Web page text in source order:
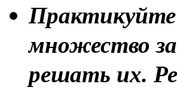
множество
решать их.